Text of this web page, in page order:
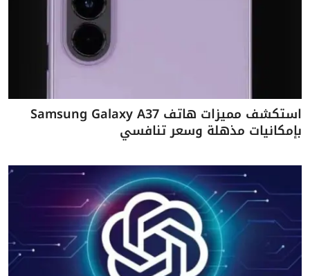
استكشف مميزات هاتف Samsung Galaxy A37
بإمكانيات مذهلة وسعر تنافسي